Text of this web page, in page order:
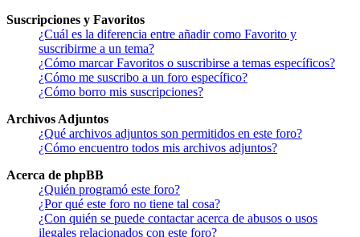
Suscripciones y Favoritos
¿Cuál es la diferencia entre añadir como Favorito y
suscribirme a un tema?
¿Cómo marcar Favoritos o suscribirse a temas específicos?
¿Cómo me suscribo a un foro específico?
¿Cómo borro mis suscripciones?
Archivos Adjuntos
¿Qué archivos adjuntos son permitidos en este foro?
¿Cómo encuentro todos mis archivos adjuntos?
Acerca de phpBB
¿Quién programó este foro?
¿Por qué este foro no tiene tal cosa?
¿Con quién se puede contactar acerca de abusos o usos
ilegales relacionados con este foro?